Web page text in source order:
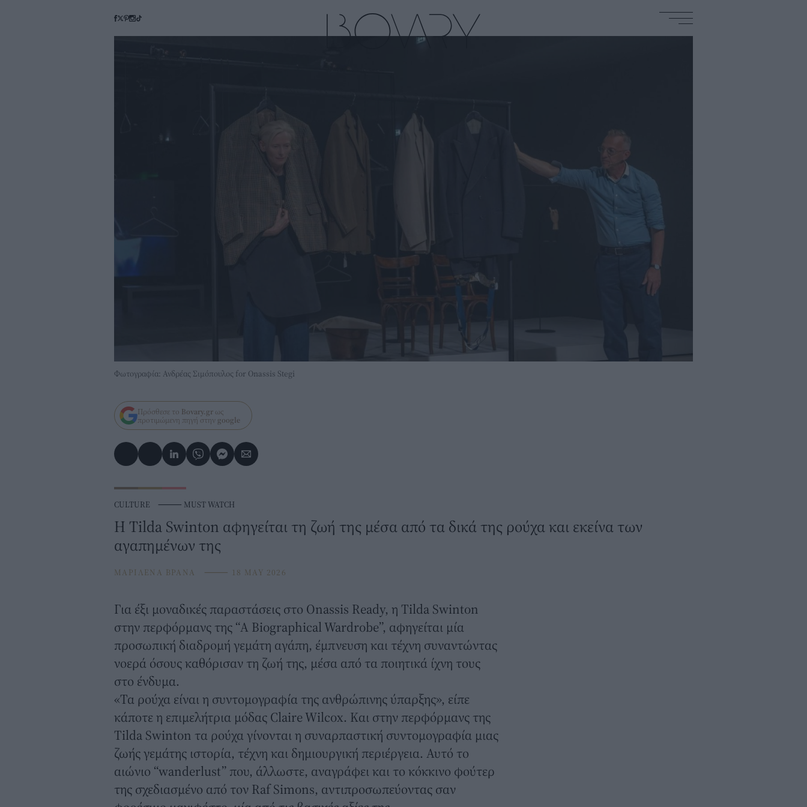
Φωτογραφία: Ανδρέας Σιμόπουλος for Onassis Stegi
Πρόσθεσε το Bovary.gr ως
προτιμώμενη πηγή στην google
CULTURE ⸻ MUST WATCH
Η Tilda Swinton αφηγείται τη ζωή της μέσα από τα δικά της ρούχα και εκείνα των
αγαπημένων της
ΜΑΡΙΛΕΝΑ ΒΡΑΝΑ ⸻ 18 MAY 2026
Για έξι μοναδικές παραστάσεις στο Onassis Ready, η Tilda Swinton
στην περφόρμανς της “A Biographical Wardrobe”, αφηγείται μία
προσωπική διαδρομή γεμάτη αγάπη, έμπνευση και τέχνη συναντώντας
νοερά όσους καθόρισαν τη ζωή της, μέσα από τα ποιητικά ίχνη τους
στο ένδυμα.
«Τα ρούχα είναι η συντομογραφία της ανθρώπινης ύπαρξης», είπε
κάποτε η επιμελήτρια μόδας Claire Wilcox. Και στην περφόρμανς της
Tilda Swinton τα ρούχα γίνονται η συναρπαστική συντομογραφία μιας
ζωής γεμάτης ιστορία, τέχνη και δημιουργική περιέργεια. Αυτό το
αιώνιο “wanderlust” που, άλλωστε, αναγράφει και το κόκκινο φούτερ
της σχεδιασμένο από τον Raf Simons, αντιπροσωπεύοντας σαν